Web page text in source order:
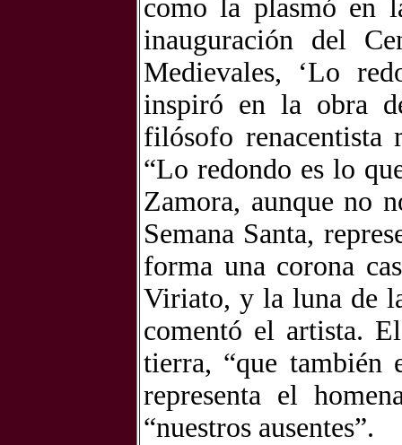
como la plasmó en
inauguración del
Medievales, ‘Lo
inspiró en la obra
filósofo renacentista
“Lo redondo es lo
Zamora, aunque no
Semana Santa,
forma una corona
Viriato, y la luna de
comentó el artista.
tierra, “que también
representa el
“nuestros ausentes”.